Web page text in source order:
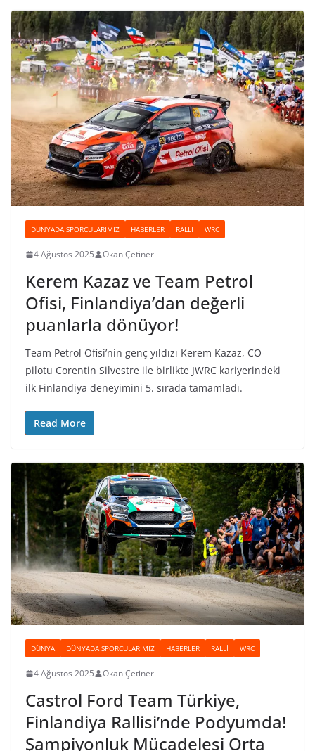
DÜNYADA SPORCULARIMIZ HABERLER RALLI WRC
4 Ağustos 2025 Okan Çetiner
Kerem Kazaz ve Team Petrol
Ofisi, Finlandiya’dan değerli
puanlarla dönüyor!
Team Petrol Ofisi’nin genç yıldızı Kerem Kazaz, CO-
pilotu Corentin Silvestre ile birlikte JWRC kariyerindeki
ilk Finlandiya deneyimini 5. sırada tamamladı.
Read More
DÜNYA DÜNYADA SPORCULARIMIZ HABERLER RALLI WRC
4 Ağustos 2025 Okan Çetiner
Castrol Ford Team Türkiye,
Finlandiya Rallisi’nde Podyumda!
Şampiyonluk Mücadelesi Orta